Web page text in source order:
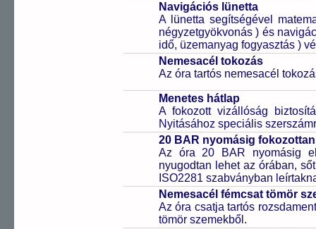
Navigációs lünetta
A lünetta segítségével
négyzetgyökvonás ) és
idő, üzemanyag fogyasztás )
Nemesacél tokozás
Az óra tartós nemesacél
Menetes hátlap
A fokozott vizállóság
Nyitásához speciális
20 BAR nyomásig
Az óra 20 BAR nyomásig
nyugodtan lehet az órában,
ISO2281 szabványban
Nemesacél fémcsat tömör
Az óra csatja tartós
tömör szemekből.